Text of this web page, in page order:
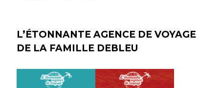
L’ÉTONNANTE AGENCE DE VOYAGE
DE LA FAMILLE DEBLEU